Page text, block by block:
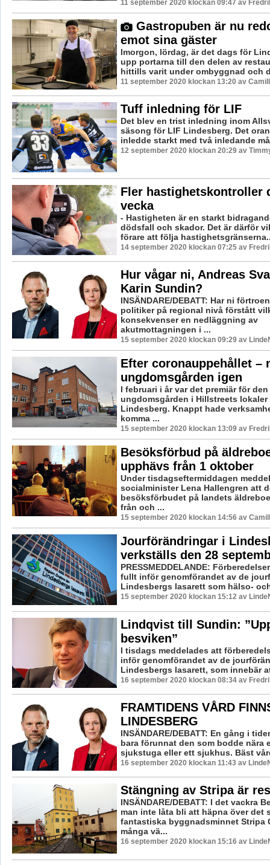
11 september 2020 klockan 09:47 av
Gastropuben är nu
emot sina gäster
Imorgon, lördag, är det dags för
upp portarna till den delen av
hittills varit under ombyggnad och
11 september 2020 klockan 13:20 av
Tuff inledning för LIF
Det blev en trist inledning inom
säsong för LIF Lindesberg. Det
inledde starkt med två inledande
12 september 2020 klockan 20:29 av
Fler hastighetskontroller
vecka
- Hastigheten är en starkt
dödsfall och skador. Det är därför
förare att följa
14 september 2020 klockan 07:25 av
Hur vågar ni, Andreas
Karin Sundin?
INSÄNDARE/DEBATT: Har ni
politiker på regional nivå förstått
konsekvenser en nedläggning av
akutmottagningen i ...
15 september 2020 klockan 09:29 av
Efter coronauppehållet –
ungdomsgården igen
I februari i år var det premiär för den
ungdomsgården i Hillstreets
Lindesberg. Knappt hade
komma ...
15 september 2020 klockan 13:09 av
Besöksförbud på
upphävs från 1 oktober
Under tisdagseftermiddagen
socialminister Lena Hallengren att
besöksförbudet på landets
från och ...
15 september 2020 klockan 14:56 av
Jourförändringar i
verkställs den 28
PRESSMEDDELANDE:
fullt inför genomförandet av de
Lindesbergs lasarett som hälso-
15 september 2020 klockan 15:12 av
Lindqvist till Sundin:
besviken”
I tisdags meddelades att
inför genomförandet av de
Lindesbergs lasarett, som innebär
16 september 2020 klockan 08:34 av
FRAMTIDENS VÅRD
LINDESBERG
INSÄNDARE/DEBATT: En gång i
bara förunnat den som bodde nära
sjukstuga eller ett sjukhus. Bäst
16 september 2020 klockan 11:43 av
Stängning av Stripa är
INSÄNDARE/DEBATT: I det vackra
man inte låta bli att häpna över det
fantastiska byggnadsminnet Stripa
många vä...
16 september 2020 klockan 15:16 av